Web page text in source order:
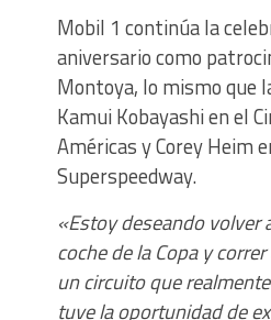
Mobil 1 continúa la
aniversario como
Montoya, lo mismo que
Kamui Kobayashi en el
Américas y Corey Heim
Superspeedway.
«Estoy deseando volver
coche de la Copa y
un circuito que
tuve la oportunidad de